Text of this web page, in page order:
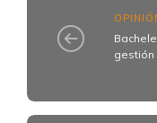
gestión